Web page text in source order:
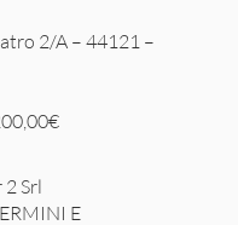
2/A – 44121 –
Srl
E